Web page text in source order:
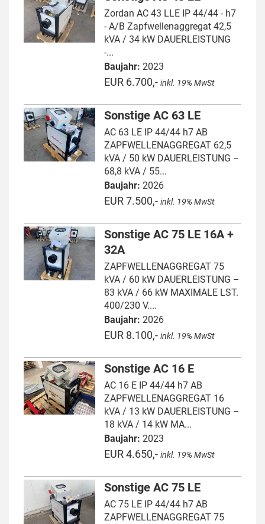
Zordan AC 43 LLE IP 44/44 - h7
- A/B Zapfwellenaggregat 42,5
kVA / 34 kW DAUERLEISTUNG
-...
Baujahr: 2023
EUR 6.700,- inkl. 19% MwSt
Sonstige AC 63 LE
AC 63 LE IP 44/44 h7 AB
ZAPFWELLENAGGREGAT 62,5
kVA / 50 kW DAUERLEISTUNG –
68,8 kVA / 55...
Baujahr: 2026
EUR 7.500,- inkl. 19% MwSt
Sonstige AC 75 LE 16A +
32A
ZAPFWELLENAGGREGAT 75
kVA / 60 kW DAUERLEISTUNG –
83 kVA / 66 kW MAXIMALE LST.
400/230 V....
Baujahr: 2026
EUR 8.100,- inkl. 19% MwSt
Sonstige AC 16 E
AC 16 E IP 44/44 h7 AB
ZAPFWELLENAGGREGAT 16
kVA / 13 kW DAUERLEISTUNG –
18 kVA / 14 kW MA...
Baujahr: 2023
EUR 4.650,- inkl. 19% MwSt
Sonstige AC 75 LE
AC 75 LE IP 44/44 h7 AB
ZAPFWELLENAGGREGAT 75